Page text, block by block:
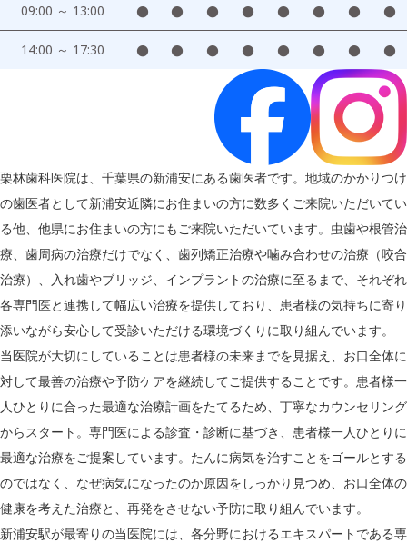
09:00 ～ 13:00 ● ● ● ● ● ● ● ●
14:00 ～ 17:30 ● ● ● ● ● ● ● ●
栗林歯科医院は、千葉県の新浦安にある歯医者です。地域のかかりつけ
の歯医者として新浦安近隣にお住まいの方に数多くご来院いただいてい
る他、他県にお住まいの方にもご来院いただいています。虫歯や根管治
療、歯周病の治療だけでなく、歯列矯正治療や噛み合わせの治療（咬合
治療）、入れ歯やブリッジ、インプラントの治療に至るまで、それぞれ
各専門医と連携して幅広い治療を提供しており、患者様の気持ちに寄り
添いながら安心して受診いただける環境づくりに取り組んでいます。
当医院が大切にしていることは患者様の未来までを見据え、お口全体に
対して最善の治療や予防ケアを継続してご提供することです。患者様一
人ひとりに合った最適な治療計画をたてるため、丁寧なカウンセリング
からスタート。専門医による診査・診断に基づき、患者様一人ひとりに
最適な治療をご提案しています。たんに病気を治すことをゴールとする
のではなく、なぜ病気になったのか原因をしっかり見つめ、お口全体の
健康を考えた治療と、再発をさせない予防に取り組んでいます。
新浦安駅が最寄りの当医院には、各分野におけるエキスパートである専